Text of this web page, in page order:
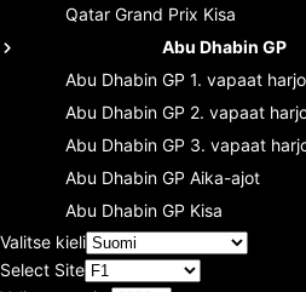
Qatar Grand Prix Kisa
Abu Dhabin GP
Abu Dhabin GP 1. vapaat
Abu Dhabin GP 2. vapaat
Abu Dhabin GP 3. vapaat
Abu Dhabin GP Aika-ajot
Abu Dhabin GP Kisa
Valitse kieli
Select Site